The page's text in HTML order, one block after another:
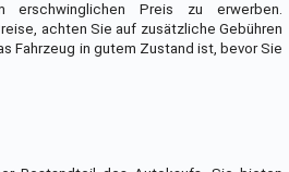
erschwinglichen Preis zu erwerben.
achten Sie auf zusätzliche Gebühren
Fahrzeug in gutem Zustand ist, bevor Sie